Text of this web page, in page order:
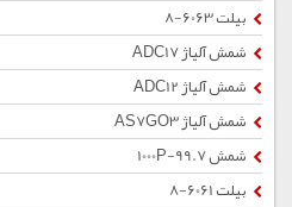
بیلت 6063-8
شمش آلیاژ ADC17
شمش آلیاژ ADC12
شمش آلیاژ AS7GO3
شمش 1000P-99.7
بیلت 6061-8